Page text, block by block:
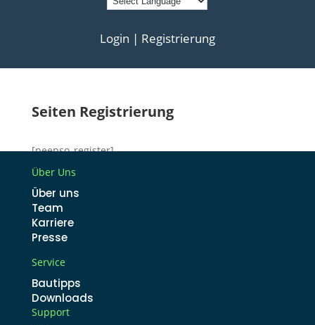
Login | Registrierung
Seiten Registrierung
[peepso_register]
Über Uns
Über uns
Team
Karriere
Presse
Service
Bautipps
Downloads
Support